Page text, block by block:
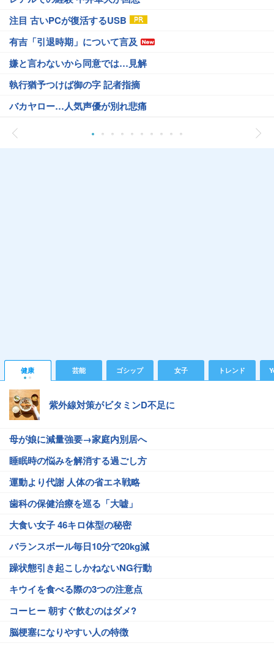
注目 古いPCが復活するUSB
有吉「引退時期」について言及
嫌と言わないから同意では…見解
執行猶予つけば御の字 記者指摘
バカヤロー…人気声優が別れ悲痛
健康 芸能 ゴシップ 女子 トレンド
紫外線対策がビタミンD不足に
母が娘に減量強要→家庭内別居へ
睡眠時の悩みを解消する過ごし方
運動より代謝 人体の省エネ戦略
歯科の保健治療を巡る「大嘘」
大食い女子 46キロ体型の秘密
バランスボール毎日10分で20kg減
躁状態引き起こしかねないNG行動
キウイを食べる際の3つの注意点
コーヒー 朝すぐ飲むのはダメ?
脳梗塞になりやすい人の特徴